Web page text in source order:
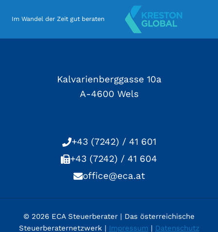
Im Wandel der Zeit gut beraten
Kalvarienberggasse 10a
A-4600 Wels
+43 (7242) / 41 601
+43 (7242) / 41 604
office@eca.at
© 2026 ECA Steuerberater | Das österreichische
Steuerberaternetzwerk | Impressum | Datenschutz